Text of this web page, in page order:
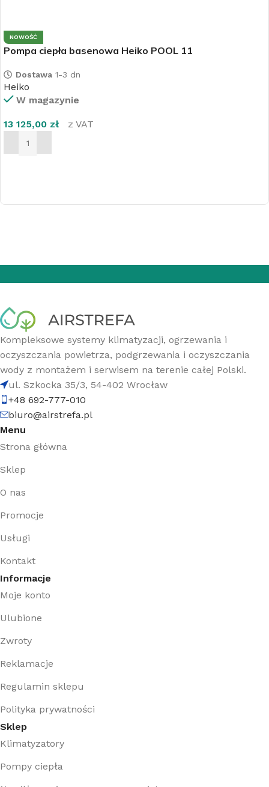
NOWOŚĆ
Pompa ciepła basenowa Heiko POOL 11
Dostawa 1-3 dn
Heiko
W magazynie
13 125,00 zł z VAT
DODAJ DO KOSZYKA
Kompleksowe systemy klimatyzacji, ogrzewania i
oczyszczania powietrza, podgrzewania i oczyszczania
wody z montażem i serwisem na terenie całej Polski.
ul. Szkocka 35/3, 54-402 Wrocław
+48 692-777-010
biuro@airstrefa.pl
Menu
Strona główna
Sklep
O nas
Promocje
Usługi
Kontakt
Informacje
Moje konto
Ulubione
Zwroty
Reklamacje
Regulamin sklepu
Polityka prywatności
Sklep
Klimatyzatory
Pompy ciepła